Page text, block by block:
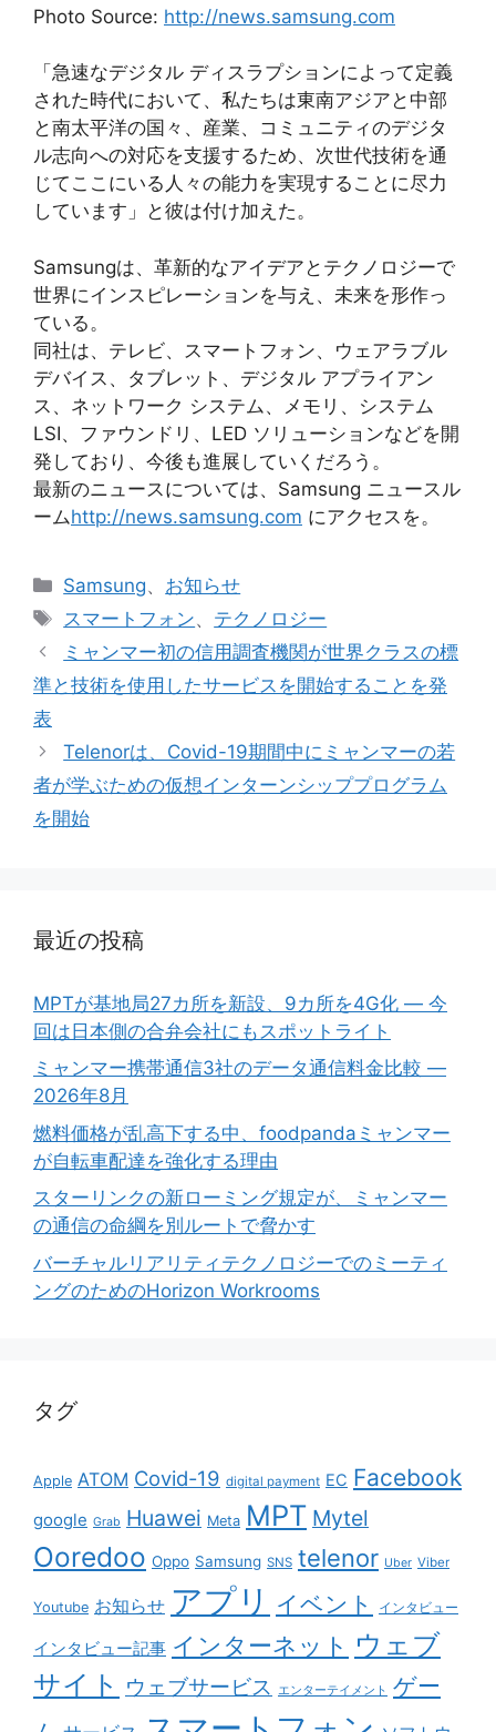
Photo Source: http://news.samsung.com
「急速なデジタル ディスラプションによって定義
された時代において、私たちは東南アジアと中部
と南太平洋の国々、産業、コミュニティのデジタ
ル志向への対応を支援するため、次世代技術を通
じてここにいる人々の能力を実現することに尽力
しています」と彼は付け加えた。
Samsungは、革新的なアイデアとテクノロジーで
世界にインスピレーションを与え、未来を形作っ
ている。
同社は、テレビ、スマートフォン、ウェアラブル
デバイス、タブレット、デジタル アプライアン
ス、ネットワーク システム、メモリ、システム
LSI、ファウンドリ、LED ソリューションなどを開
発しており、今後も進展していくだろう。
最新のニュースについては、Samsung ニュースル
ームhttp://news.samsung.com にアクセスを。
カ
テ
リ
ー
Samsung、 お知らせ
タ
グ
スマートフォン、 テクノロジー
ミャンマー初の信用調査機関が世界クラスの標
準と技術を使用したサービスを開始することを発
表
Telenorは、Covid-19期間中にミャンマーの若
者が学ぶための仮想インターンシッププログラム
を開始
最近の投稿
MPTが基地局27カ所を新設、9カ所を4G化 ― 今
回は日本側の合弁会社にもスポットライト
ミャンマー携帯通信3社のデータ通信料金比較 ―
2026年8月
燃料価格が乱高下する中、foodpandaミャンマー
が自転車配達を強化する理由
スターリンクの新ローミング規定が、ミャンマー
の通信の命綱を別ルートで脅かす
バーチャルリアリティテクノロジーでのミーティ
ングのためのHorizon Workrooms
タグ
Apple ATOM Covid-19 digital payment EC Facebook
google Grab Huawei Meta MPT Mytel
Ooredoo Oppo Samsung SNS telenor Uber Viber
Youtube お知らせ アプリ イベント インタビュー
インタビュー記事 インターネット ウェブ
サイト ウェブサービス エンターテイメント ゲー